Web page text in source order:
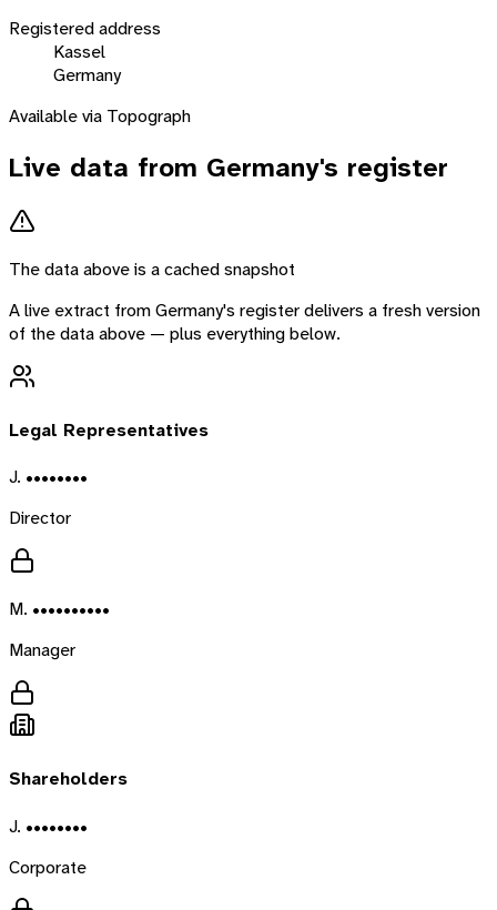
Registered address
Kassel
Germany
Available via Topograph
Live data from Germany's register
The data above is a cached snapshot
A live extract fromGermany's register delivers a fresh version
of the data above — plus everything below.
Legal Representatives
J. ••••••••
Director
M. ••••••••••
Manager
Shareholders
J. ••••••••
Corporate